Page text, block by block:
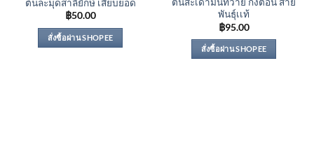
ต้นละมุดสาลี่ยักษ์ เสียบยอด
฿50.00
สั่งซื้อผ่าน SHOPEE
ต้นสะเดามันทวาย กิ่งตอน สาย
พันธุ์เเท้
฿95.00
สั่งซื้อผ่าน SHOPEE